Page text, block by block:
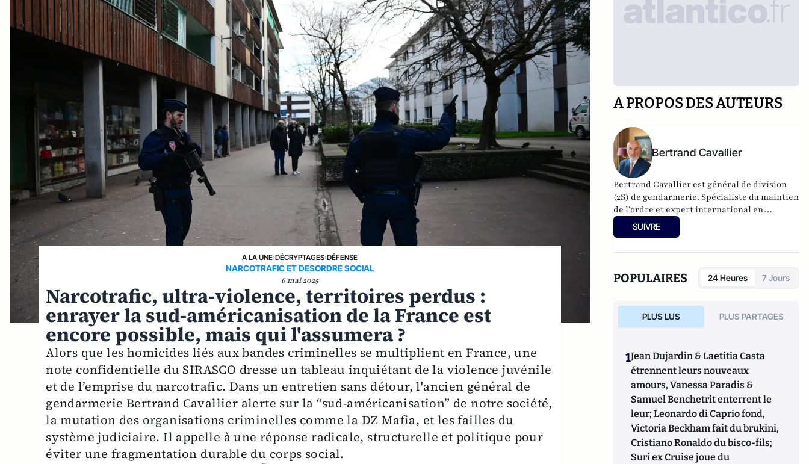
A LA UNE›DÉCRYPTAGES›DÉFENSE
NARCOTRAFIC ET DESORDRE SOCIAL
6 mai 2025
Narcotrafic, ultra-violence, territoires perdus :
enrayer la sud-américanisation de la France est
encore possible, mais qui l'assumera ?
Alors que les homicides liés aux bandes criminelles se multiplient en France, une
note confidentielle du SIRASCO dresse un tableau inquiétant de la violence juvénile
et de l’emprise du narcotrafic. Dans un entretien sans détour, l'ancien général de
gendarmerie Bertrand Cavallier alerte sur la “sud-américanisation” de notre société,
la mutation des organisations criminelles comme la DZ Mafia, et les failles du
système judiciaire. Il appelle à une réponse radicale, structurelle et politique pour
éviter une fragmentation durable du corps social.
A PROPOS DES AUTEURS
Bertrand Cavallier
Bertrand Cavallier est général de division
(2S) de gendarmerie. Spécialiste du maintien
de l’ordre et expert international en
sécurité des Etats, il est notamment
régulièrement engagé en Afrique. Le
d’entraînement des Forces de gendarmerie
de Saint-Astier.
SUIVRE
POPULAIRES 24 Heures 7 Jours
PLUS LUS PLUS PARTAGES
1Jean Dujardin & Laetitia Casta
étrennent leurs nouveaux
amours, Vanessa Paradis &
Samuel Benchetrit enterrent le
leur; Leonardo di Caprio fond,
Victoria Beckham fait du brukini,
Cristiano Ronaldo du bisco-fils;
Suri ex Cruise joue du